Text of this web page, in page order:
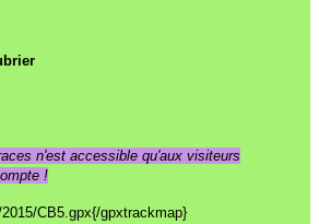
n'est accessible qu'aux visiteurs
!
CB5.gpx{/gpxtrackmap}